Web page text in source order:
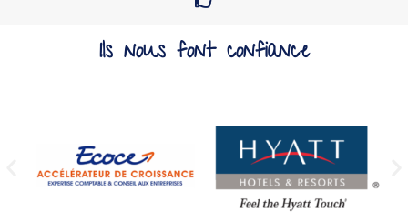
Ils nous font confiance